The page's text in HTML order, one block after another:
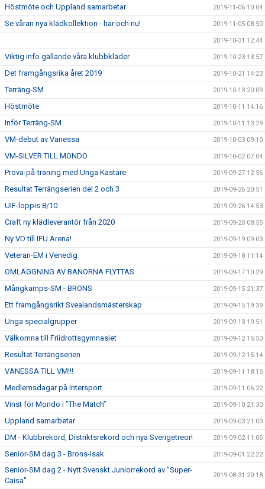
Höstmöte och Uppland samarbetar 2019-11-06 10:04
Se våran nya klädkollektion - här och nu! 2019-11-05 08:50
2019-10-31 12:44
Viktig info gällande våra klubbkläder 2019-10-23 13:57
Det framgångsrika året 2019 2019-10-21 14:23
Terräng-SM 2019-10-13 20:09
Höstmöte 2019-10-11 14:16
Inför Terräng-SM 2019-10-11 13:29
VM-debut av Vanessa 2019-10-03 09:10
VM-SILVER TILL MONDO 2019-10-02 07:04
Prova-på-träning med Unga Kastare 2019-09-27 12:56
Resultat Terrängserien del 2 och 3 2019-09-26 20:51
UIF-loppis 8/10 2019-09-26 14:53
Craft ny klädleverantör från 2020 2019-09-20 08:55
Ny VD till IFU Arena! 2019-09-19 09:03
Veteran-EM i Venedig 2019-09-18 11:14
OMLÄGGNING AV BANORNA FLYTTAS 2019-09-17 10:29
Mångkamps-SM - BRONS 2019-09-15 21:37
Ett framgångsrikt Svealandsmästerskap 2019-09-15 19:39
Unga specialgrupper 2019-09-13 19:51
Välkomna till Friidrottsgymnasiet 2019-09-12 15:50
Resultat Terrängserien 2019-09-12 15:14
VANESSA TILL VM!!! 2019-09-11 18:15
Medlemsdagar på Intersport 2019-09-11 06:22
Vinst för Mondo i ”The Match” 2019-09-10 21:30
Uppland samarbetar 2019-09-03 21:03
DM - Klubbrekord, Distriktsrekord och nya Sverigetreor! 2019-09-02 11:06
Senior-SM dag 3 - Brons-Isak 2019-09-01 22:22
Senior-SM dag 2 - Nytt Svenskt Juniorrekord av "Super-
Caisa"
2019-08-31 20:18